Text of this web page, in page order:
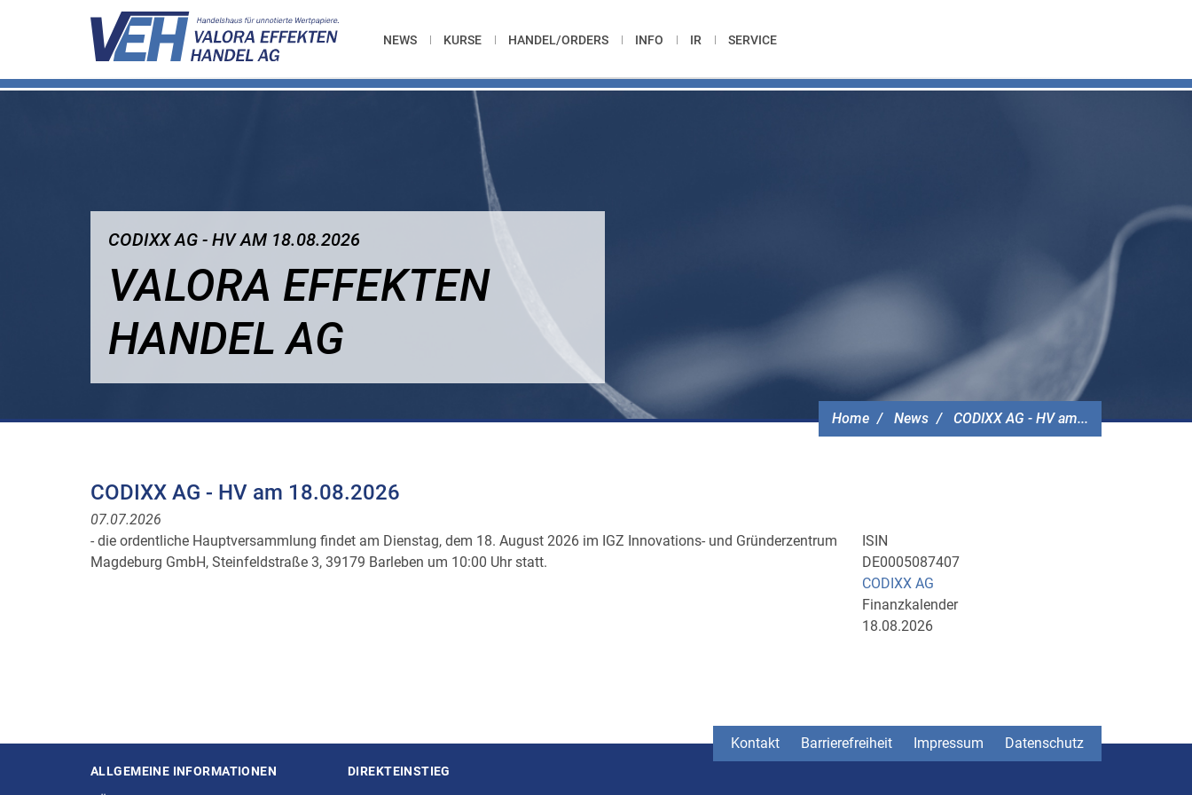
NEWS KURSE HANDEL/ORDERS INFO IR SERVICE
Home News CODIXX AG - HV am...
CODIXX AG - HV AM 18.08.2026
VALORA EFFEKTEN
HANDEL AG
CODIXX AG - HV am 18.08.2026
07.07.2026
- die ordentliche Hauptversammlung findet am Dienstag, dem 18. August 2026 im IGZ Innovations- und Gründerzentrum
Magdeburg GmbH, Steinfeldstraße 3, 39179 Barleben um 10:00 Uhr statt.
ISIN
DE0005087407
CODIXX AG
Finanzkalender
18.08.2026
Kontakt Barrierefreiheit Impressum Datenschutz
Seitenstruktur
ALLGEMEINE INFORMATIONEN DIREKTEINSTIEG